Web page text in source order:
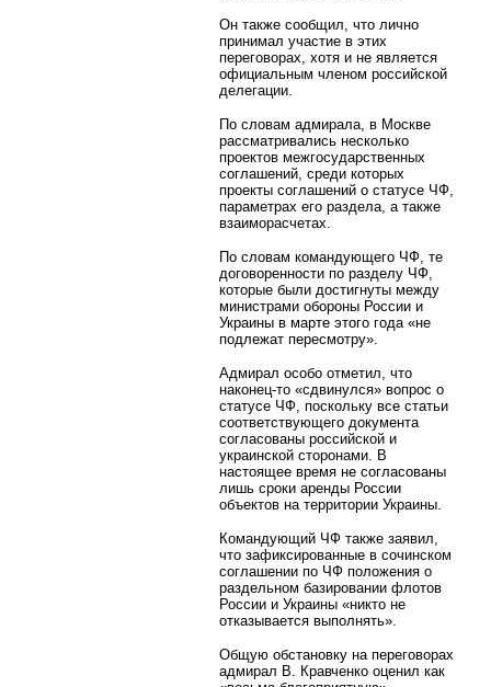
Он также сообщил, что лично
принимал участие в этих
переговорах, хотя и не является
официальным членом российской
делегации.
По словам адмирала, в Москве
рассматривались несколько
проектов межгосударственных
соглашений, среди которых
проекты соглашений о статусе ЧФ,
параметрах его раздела, а также
взаиморасчетах.
По словам командующего ЧФ, те
договоренности по разделу ЧФ,
которые были достигнуты между
министрами обороны России и
Украины в марте этого года «не
подлежат пересмотру».
Адмирал особо отметил, что
наконец-то «сдвинулся» вопрос о
статусе ЧФ, поскольку все статьи
соответствующего документа
согласованы российской и
украинской сторонами. В
настоящее время не согласованы
лишь сроки аренды России
объектов на территории Украины.
Командующий ЧФ также заявил,
что зафиксированные в сочинском
соглашении по ЧФ положения о
раздельном базировании флотов
России и Украины «никто не
отказывается выполнять».
Общую обстановку на переговорах
адмирал В. Кравченко оценил как